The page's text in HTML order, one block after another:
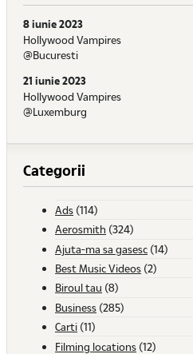
8 iunie 2023
Hollywood Vampires
@Bucuresti
21 iunie 2023
Hollywood Vampires
@Luxemburg
Categorii
Ads (114)
Aerosmith (324)
Ajuta-ma sa gasesc (14)
Best Music Videos (2)
Biroul tau (8)
Business (285)
Carti (11)
Filming locations (12)